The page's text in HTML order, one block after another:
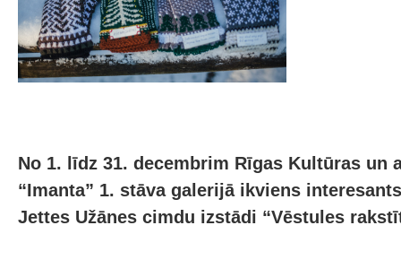
No 1. līdz 31. decembrim Rīgas Kultūras un
“Imanta” 1. stāva galerijā ikviens
Jettes Užānes cimdu izstādi “Vēstules